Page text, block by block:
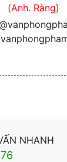
(Anh. Ràng)
NHANH